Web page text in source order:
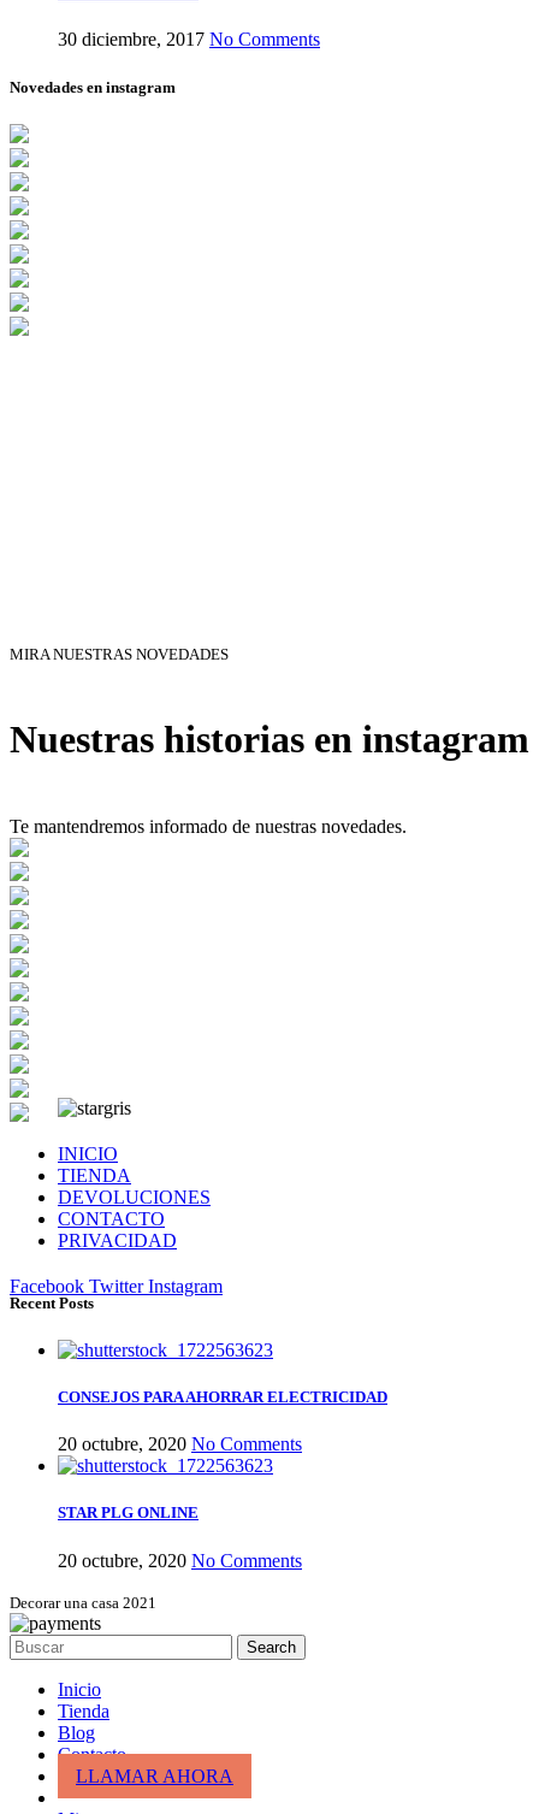
30 diciembre, 2017 No Comments
Novedades en instagram
MIRA NUESTRAS NOVEDADES
Nuestras historias en instagram
Te mantendremos informado de nuestras novedades.
INICIO
TIENDA
DEVOLUCIONES
CONTACTO
PRIVACIDAD
Facebook Twitter Instagram
Recent Posts
CONSEJOS PARA AHORRAR ELECTRICIDAD
20 octubre, 2020 No Comments
STAR PLG ONLINE
20 octubre, 2020 No Comments
Decorar una casa 2021
Search
Inicio
Tienda
Blog
Contacto
LLAMAR AHORA